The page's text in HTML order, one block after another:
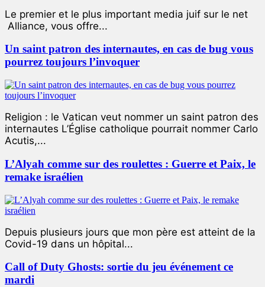
Le premier et le plus important media juif sur le net
Alliance, vous offre...
Un saint patron des internautes, en cas de bug vous
pourrez toujours l’invoquer
Religion : le Vatican veut nommer un saint patron des
internautes L’Église catholique pourrait nommer Carlo
Acutis,...
L’Alyah comme sur des roulettes : Guerre et Paix, le
remake israélien
Depuis plusieurs jours que mon père est atteint de la
Covid-19 dans un hôpital...
Call of Duty Ghosts: sortie du jeu événement ce
mardi